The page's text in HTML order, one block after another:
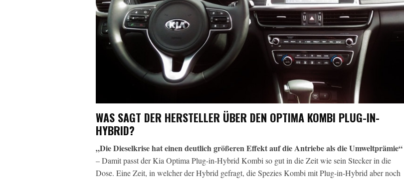
WAS SAGT DER HERSTELLER ÜBER DEN OPTIMA KOMBI PLUG-IN-
HYBRID?
„Die Dieselkrise hat einen deutlich größeren Effekt auf die Antriebe als die Umweltprämie“
– Damit passt der Kia Optima Plug-in-Hybrid Kombi so gut in die Zeit wie sein Stecker in die
Dose. Eine Zeit, in welcher der Hybrid gefragt, die Spezies Kombi mit Plug-in-Hybrid aber noch